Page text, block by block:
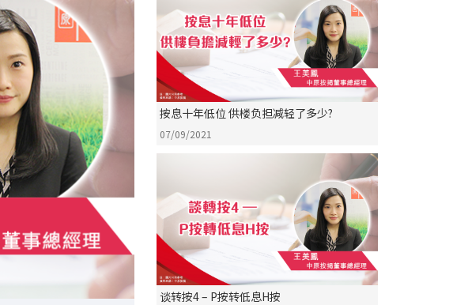
按息十年低位 供楼负担减轻了多少?
07/09/2021
谈转按4 – P按转低息H按